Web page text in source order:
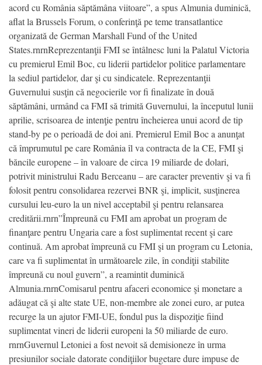
acord cu România săptămâna viitoare”, a spus Almunia duminică,
aflat la Brussels Forum, o conferinţă pe teme transatlantice
organizată de German Marshall Fund of the United
States.rnrnReprezentanţii FMI se întâlnesc luni la Palatul Victoria
cu premierul Emil Boc, cu liderii partidelor politice parlamentare
la sediul partidelor, dar şi cu sindicatele. Reprezentanţii
Guvernului susţin că negocierile vor fi finalizate în două
săptămâni, urmând ca FMI să trimită Guvernului, la începutul lunii
aprilie, scrisoarea de intenţie pentru încheierea unui acord de tip
stand-by pe o perioadă de doi ani. Premierul Emil Boc a anunţat
că împrumutul pe care România îl va contracta de la CE, FMI şi
băncile europene – în valoare de circa 19 miliarde de dolari,
potrivit ministrului Radu Berceanu – are caracter preventiv şi va fi
folosit pentru consolidarea rezervei BNR şi, implicit, susţinerea
cursului leu-euro la un nivel acceptabil şi pentru relansarea
creditării.rnrn”Împreună cu FMI am aprobat un program de
finanţare pentru Ungaria care a fost suplimentat recent şi care
continuă. Am aprobat împreună cu FMI şi un program cu Letonia,
care va fi suplimentat în următoarele zile, în condiţii stabilite
împreună cu noul guvern”, a reamintit duminică
Almunia.rnrnComisarul pentru afaceri economice şi monetare a
adăugat că şi alte state UE, non-membre ale zonei euro, ar putea
recurge la un ajutor FMI-UE, fondul pus la dispoziţie fiind
suplimentat vineri de liderii europeni la 50 miliarde de euro.
rnrnGuvernul Letoniei a fost nevoit să demisioneze în urma
presiunilor sociale datorate condiţiilor bugetare dure impuse de